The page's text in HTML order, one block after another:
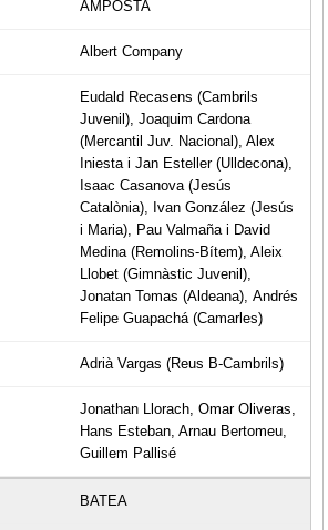
AMPOSTA
Albert Company
Eudald Recasens (Cambrils
Juvenil), Joaquim Cardona
(Mercantil Juv. Nacional), Alex
Iniesta i Jan Esteller (Ulldecona),
Isaac Casanova (Jesús
Catalònia), Ivan González (Jesús
i Maria), Pau Valmaña i David
Medina (Remolins-Bítem), Aleix
Llobet (Gimnàstic Juvenil),
Jonatan Tomas (Aldeana), Andrés
Felipe Guapachá (Camarles)
Adrià Vargas (Reus B-Cambrils)
Jonathan Llorach, Omar Oliveras,
Hans Esteban, Arnau Bertomeu,
Guillem Pallisé
BATEA